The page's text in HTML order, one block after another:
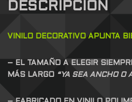
DESCRIPCIÓN
VINILO DECORATIVO APUNTA
– EL TAMAÑO A ELEGIR
MÁS LARGO “YA SEA ANCHO O